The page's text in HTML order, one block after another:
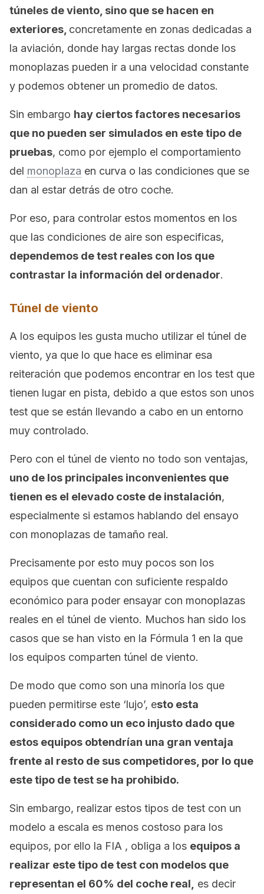
túneles de viento, sino que se hacen en
exteriores, concretamente en zonas dedicadas a
la aviación, donde hay largas rectas donde los
monoplazas pueden ir a una velocidad constante
y podemos obtener un promedio de datos.
Sin embargo hay ciertos factores necesarios
que no pueden ser simulados en este tipo de
pruebas, como por ejemplo el comportamiento
del monoplaza en curva o las condiciones que se
dan al estar detrás de otro coche.
Por eso, para controlar estos momentos en los
que las condiciones de aire son especificas,
dependemos de test reales con los que
contrastar la información del ordenador.
Túnel de viento
A los equipos les gusta mucho utilizar el túnel de
viento, ya que lo que hace es eliminar esa
reiteración que podemos encontrar en los test que
tienen lugar en pista, debido a que estos son unos
test que se están llevando a cabo en un entorno
muy controlado.
Pero con el túnel de viento no todo son ventajas,
uno de los principales inconvenientes que
tienen es el elevado coste de instalación,
especialmente si estamos hablando del ensayo
con monoplazas de tamaño real.
Precisamente por esto muy pocos son los
equipos que cuentan con suficiente respaldo
económico para poder ensayar con monoplazas
reales en el túnel de viento. Muchos han sido los
casos que se han visto en la Fórmula 1 en la que
los equipos comparten túnel de viento.
De modo que como son una minoría los que
pueden permitirse este ‘lujo’, esto esta
considerado como un eco injusto dado que
estos equipos obtendrían una gran ventaja
frente al resto de sus competidores, por lo que
este tipo de test se ha prohibido.
Sin embargo, realizar estos tipos de test con un
modelo a escala es menos costoso para los
equipos, por ello la FIA , obliga a los equipos a
realizar este tipo de test con modelos que
representan el 60% del coche real,
es decir